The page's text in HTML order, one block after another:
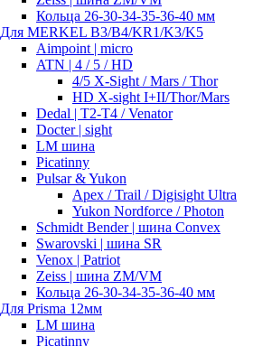
Кольца 26-30-34-35-36-40 мм
Для MERKEL B3/B4/KR1/K3/K5
Aimpoint | micro
ATN | 4 / 5 / HD
4/5 X-Sight / Mars / Thor
HD X-sight I+II/Thor/Mars
Dedal | T2-T4 / Venator
Docter | sight
LM шина
Picatinny
Pulsar & Yukon
Apex / Trail / Digisight Ultra
Yukon Nordforce / Photon
Schmidt Bender | шина Convex
Swarovski | шина SR
Venox | Patriot
Zeiss | шина ZM/VM
Кольца 26-30-34-35-36-40 мм
Для Prisma 12мм
LM шина
Picatinny